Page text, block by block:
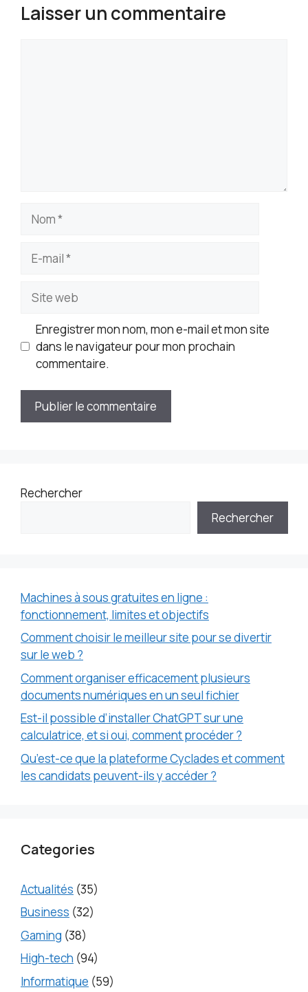
Laisser un commentaire
Nom
mail
Site
web
Enregistrer mon nom, mon e-mail et mon site
dans le navigateur pour mon prochain
commentaire.
Rechercher
Rechercher
Machines à sous gratuites en ligne :
fonctionnement, limites et objectifs
Comment choisir le meilleur site pour se divertir
sur le web ?
Comment organiser efficacement plusieurs
documents numériques en un seul fichier
Est-il possible d’installer ChatGPT sur une
calculatrice, et si oui, comment procéder ?
Qu’est-ce que la plateforme Cyclades et comment
les candidats peuvent-ils y accéder ?
Categories
Actualités (35)
Business (32)
Gaming (38)
High-tech (94)
Informatique (59)